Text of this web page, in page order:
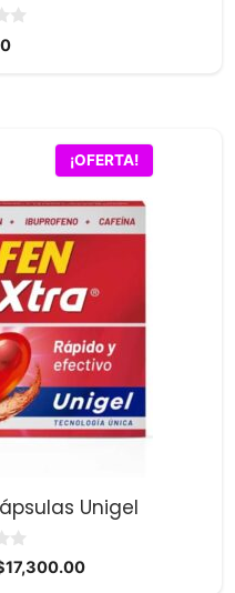
¡OFERTA!
Unigel
17,300.00El